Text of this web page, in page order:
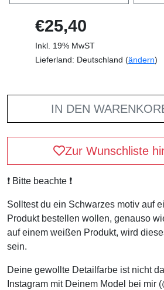
€25,40
Inkl. 19% MwST
Lieferland: Deutschland (ändern)
IN DEN
Zur Wunschliste
❗️ Bitte beachte ❗️
Solltest du ein Schwarzes motiv auf
Produkt bestellen wollen, genauso
auf einem weißen Produkt, wird
sein.
Deine gewollte Detailfarbe ist nicht
Instagram mit Deinem Model bei mir